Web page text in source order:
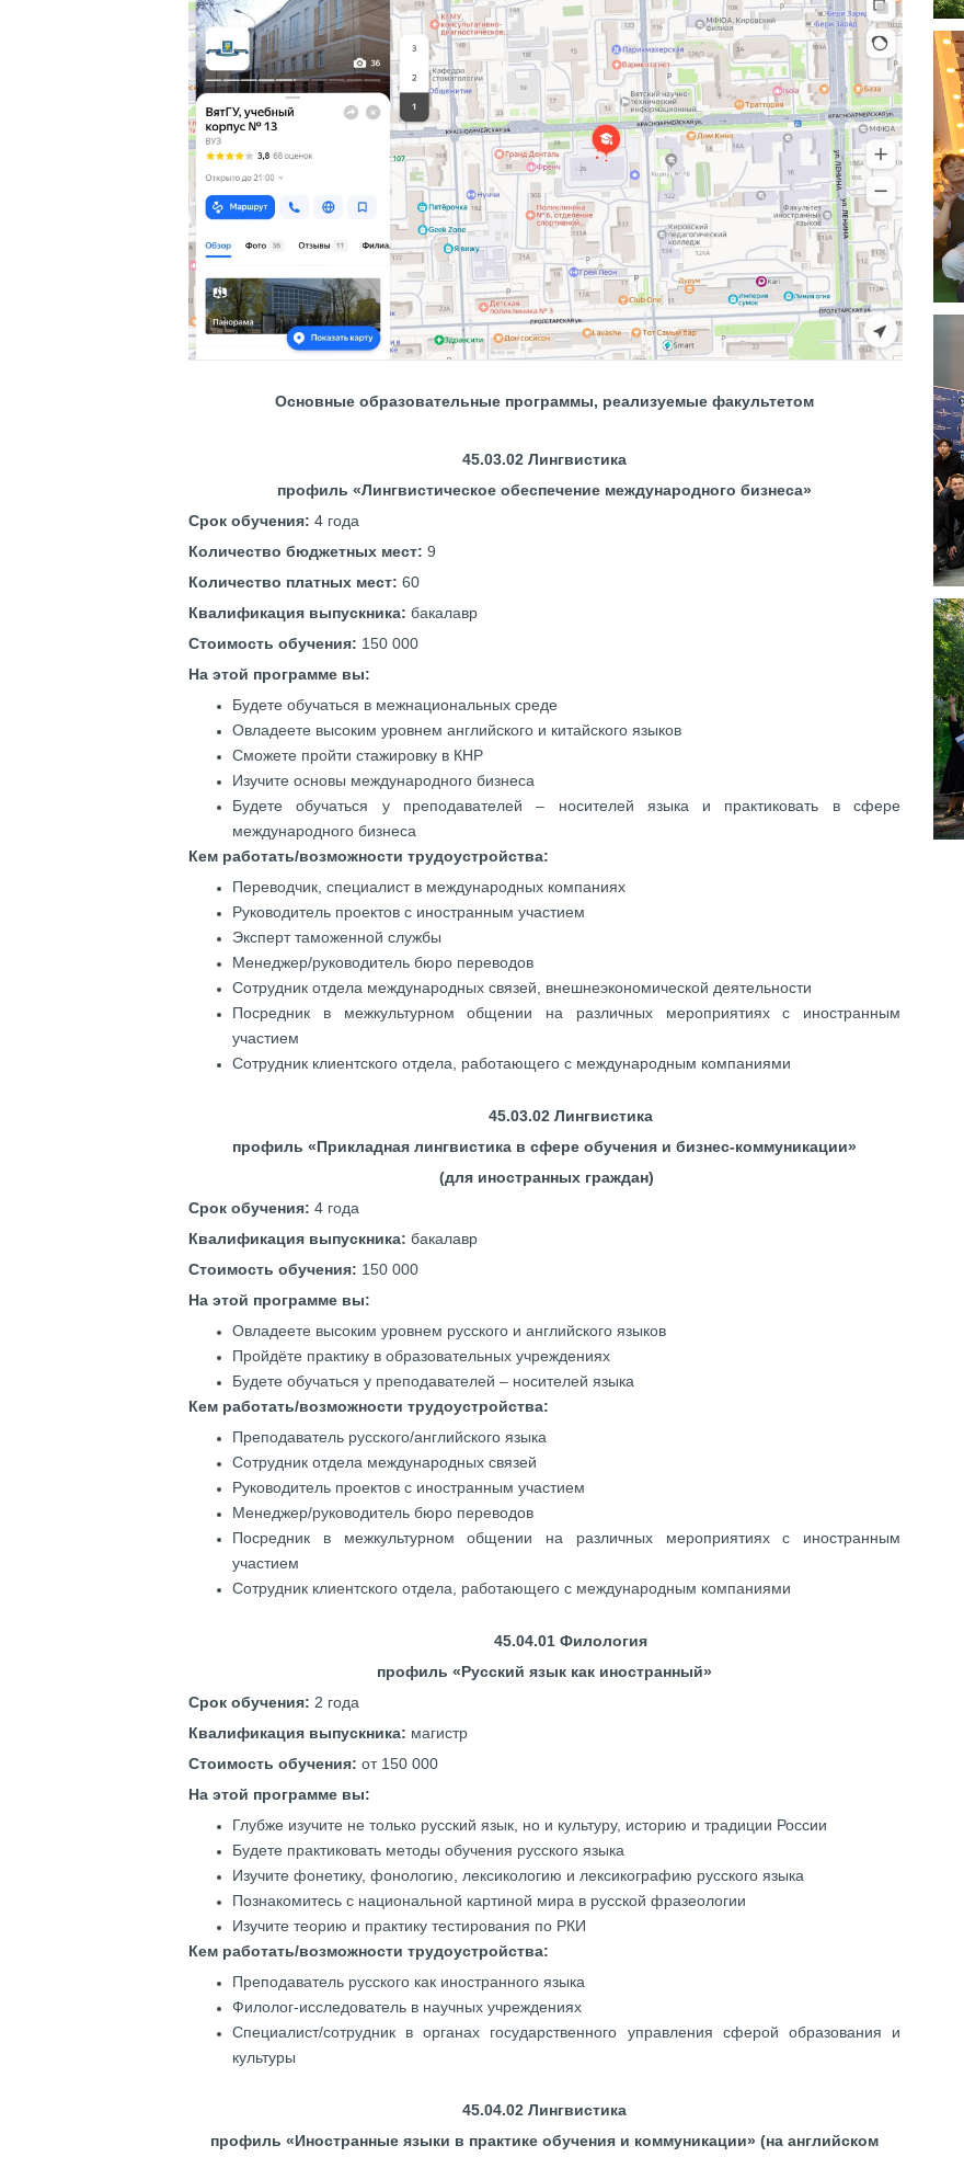
Основные образовательные программы, реализуемые факультетом
45.03.02 Лингвистика
профиль «Лингвистическое обеспечение международного бизнеса»
Срок обучения: 4 года
Количество бюджетных мест: 9
Количество платных мест: 60
Квалификация выпускника: бакалавр
Стоимость обучения: 150 000
На этой программе вы:
Будете обучаться в межнациональных среде
Овладеете высоким уровнем английского и китайского языков
Сможете пройти стажировку в КНР
Изучите основы международного бизнеса
Будете обучаться у преподавателей – носителей языка и практиковать в сфере
международного бизнеса
Кем работать/возможности трудоустройства:
Переводчик, специалист в международных компаниях
Руководитель проектов с иностранным участием
Эксперт таможенной службы
Менеджер/руководитель бюро переводов
Сотрудник отдела международных связей, внешнеэкономической деятельности
Посредник в межкультурном общении на различных мероприятиях с иностранным
участием
Сотрудник клиентского отдела, работающего с международным компаниями
45.03.02 Лингвистика
профиль «Прикладная лингвистика в сфере обучения и бизнес-коммуникации»
(для иностранных граждан)
Срок обучения: 4 года
Квалификация выпускника: бакалавр
Стоимость обучения: 150 000
На этой программе вы:
Овладеете высоким уровнем русского и английского языков
Пройдёте практику в образовательных учреждениях
Будете обучаться у преподавателей – носителей языка
Кем работать/возможности трудоустройства:
Преподаватель русского/английского языка
Сотрудник отдела международных связей
Руководитель проектов с иностранным участием
Менеджер/руководитель бюро переводов
Посредник в межкультурном общении на различных мероприятиях с иностранным
участием
Сотрудник клиентского отдела, работающего с международным компаниями
45.04.01 Филология
профиль «Русский язык как иностранный»
Срок обучения: 2 года
Квалификация выпускника: магистр
Стоимость обучения: от 150 000
На этой программе вы:
Глубже изучите не только русский язык, но и культуру, историю и традиции России
Будете практиковать методы обучения русского языка
Изучите фонетику, фонологию, лексикологию и лексикографию русского языка
Познакомитесь с национальной картиной мира в русской фразеологии
Изучите теорию и практику тестирования по РКИ
Кем работать/возможности трудоустройства:
Преподаватель русского как иностранного языка
Филолог-исследователь в научных учреждениях
Специалист/сотрудник в органах государственного управления сферой образования и
культуры
45.04.02 Лингвистика
профиль «Иностранные языки в практике обучения и коммуникации» (на английском